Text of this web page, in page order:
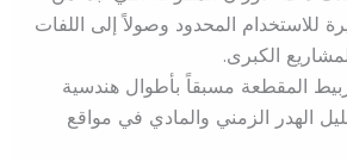
للاستخدام المحدود وصولاً إلى اللفات
الكبرى.
المقطعة مسبقاً بأطوال هندسية
الهدر الزمني والمادي في مواقع